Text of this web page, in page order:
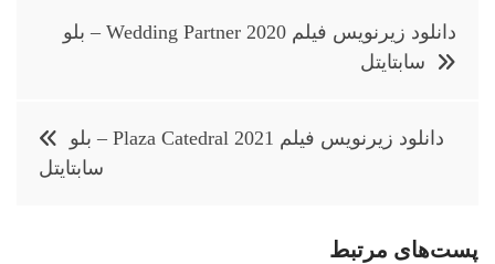
راهبری
نوشته
دانلود زیرنویس فیلم Wedding Partner 2020 – بلو
سابتايتل
دانلود زیرنویس فیلم Plaza Catedral 2021 – بلو
سابتايتل
پست‌های مرتبط